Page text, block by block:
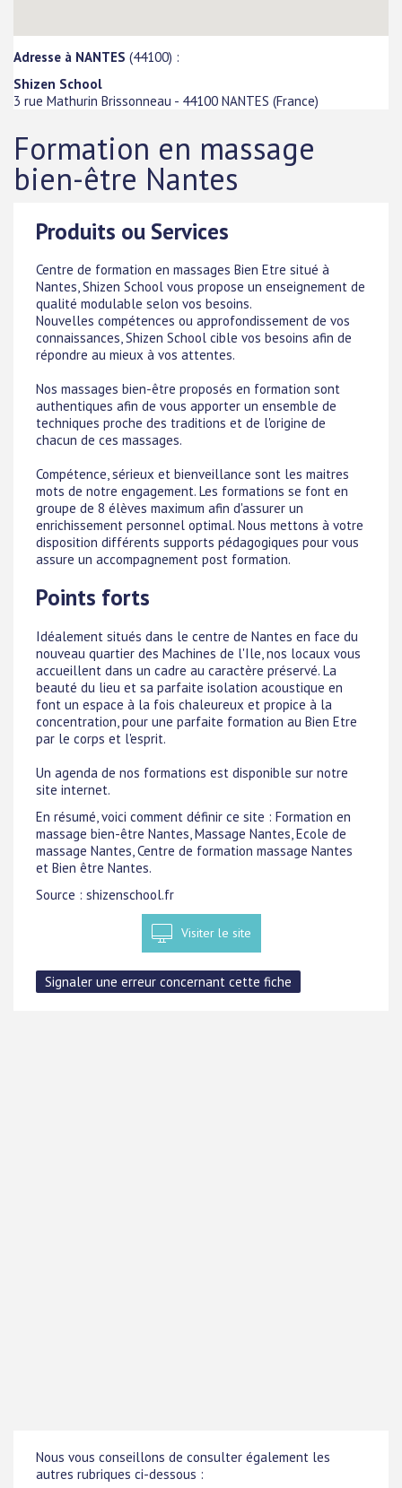
Adresse à NANTES (44100) :
Shizen School
3 rue Mathurin Brissonneau - 44100 NANTES (France)
Formation en massage
bien-être Nantes
Produits ou Services
Centre de formation en massages Bien Etre situé à
Nantes, Shizen School vous propose un enseignement de
qualité modulable selon vos besoins.
Nouvelles compétences ou approfondissement de vos
connaissances, Shizen School cible vos besoins afin de
répondre au mieux à vos attentes.
Nos massages bien-être proposés en formation sont
authentiques afin de vous apporter un ensemble de
techniques proche des traditions et de l'origine de
chacun de ces massages.
Compétence, sérieux et bienveillance sont les maitres
mots de notre engagement. Les formations se font en
groupe de 8 élèves maximum afin d'assurer un
enrichissement personnel optimal. Nous mettons à votre
disposition différents supports pédagogiques pour vous
assure un accompagnement post formation.
Points forts
Idéalement situés dans le centre de Nantes en face du
nouveau quartier des Machines de l'Ile, nos locaux vous
accueillent dans un cadre au caractère préservé. La
beauté du lieu et sa parfaite isolation acoustique en
font un espace à la fois chaleureux et propice à la
concentration, pour une parfaite formation au Bien Etre
par le corps et l'esprit.
Un agenda de nos formations est disponible sur notre
site internet.
En résumé, voici comment définir ce site : Formation en
massage bien-être Nantes, Massage Nantes, Ecole de
massage Nantes, Centre de formation massage Nantes
et Bien être Nantes.
Source : shizenschool.fr
Visiter le site
Nous vous conseillons de consulter également les
autres rubriques ci-dessous :